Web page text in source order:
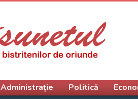
Administrație Politică